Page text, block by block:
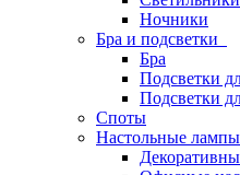
Ночники
Бра и подсветки
Бра
Подсветки
Подсветки
Споты
Настольные лампы